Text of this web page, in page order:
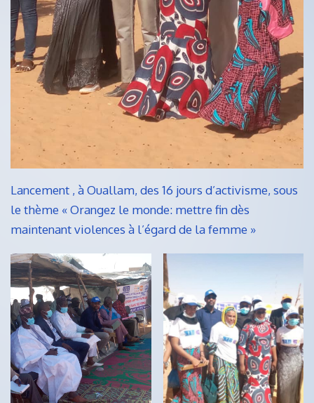
Lancement , à Ouallam, des 16 jours d’activisme, sous
le thème « Orangez le monde: mettre fin dès
maintenant violences à l’égard de la femme »